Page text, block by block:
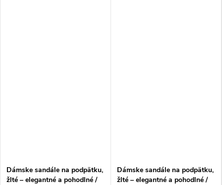
Dámske sandále na podpätku,
žlté – elegantné a pohodlné /
Dámske sandále na podpätku,
žlté – elegantné a pohodlné /